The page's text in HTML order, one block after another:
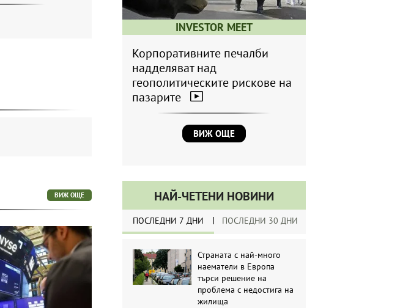
INVESTOR MEET
Корпоративните печалби
надделяват над
геополитическите рискове на
пазарите
ВИЖ ОЩЕ
НАЙ-ЧЕТЕНИ НОВИНИ
ПОСЛЕДНИ 7 ДНИ ПОСЛЕДНИ 30 ДНИ
Страната с най-много
наематели в Европа
търси решение на
проблема с недостига на
жилища
ВИЖ ОЩЕ